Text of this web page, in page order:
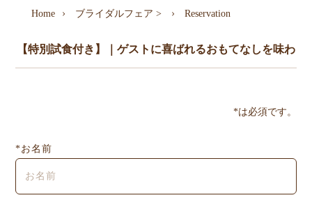
Home ブライダルフェア > Reservation
*は必須です。
*お名前